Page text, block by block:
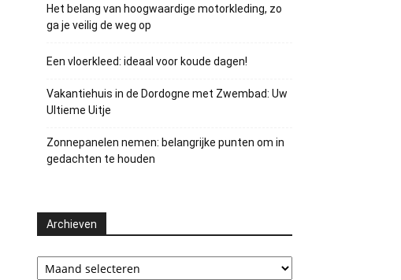
Het belang van hoogwaardige motorkleding, zo
ga je veilig de weg op
Een vloerkleed: ideaal voor koude dagen!
Vakantiehuis in de Dordogne met Zwembad: Uw
Ultieme Uitje
Zonnepanelen nemen: belangrijke punten om in
gedachten te houden
Archieven
Archieven